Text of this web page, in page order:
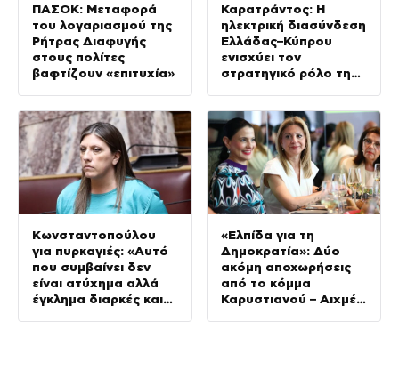
ΠΑΣΟΚ: Μεταφορά
του λογαριασμού της
Ρήτρας Διαφυγής
στους πολίτες
βαφτίζουν «επιτυχία»
Καρατράντος: Η
ηλεκτρική διασύνδεση
Ελλάδας–Κύπρου
ενισχύει τον
στρατηγικό ρόλο της
Κωνσταντοπούλου
για πυρκαγιές: «Αυτό
που συμβαίνει δεν
είναι ατύχημα αλλά
έγκλημα διαρκές και
«Ελπίδα για τη
Δημοκρατία»: Δύο
ακόμη αποχωρήσεις
από το κόμμα
Καρυστιανού – Αιχμές